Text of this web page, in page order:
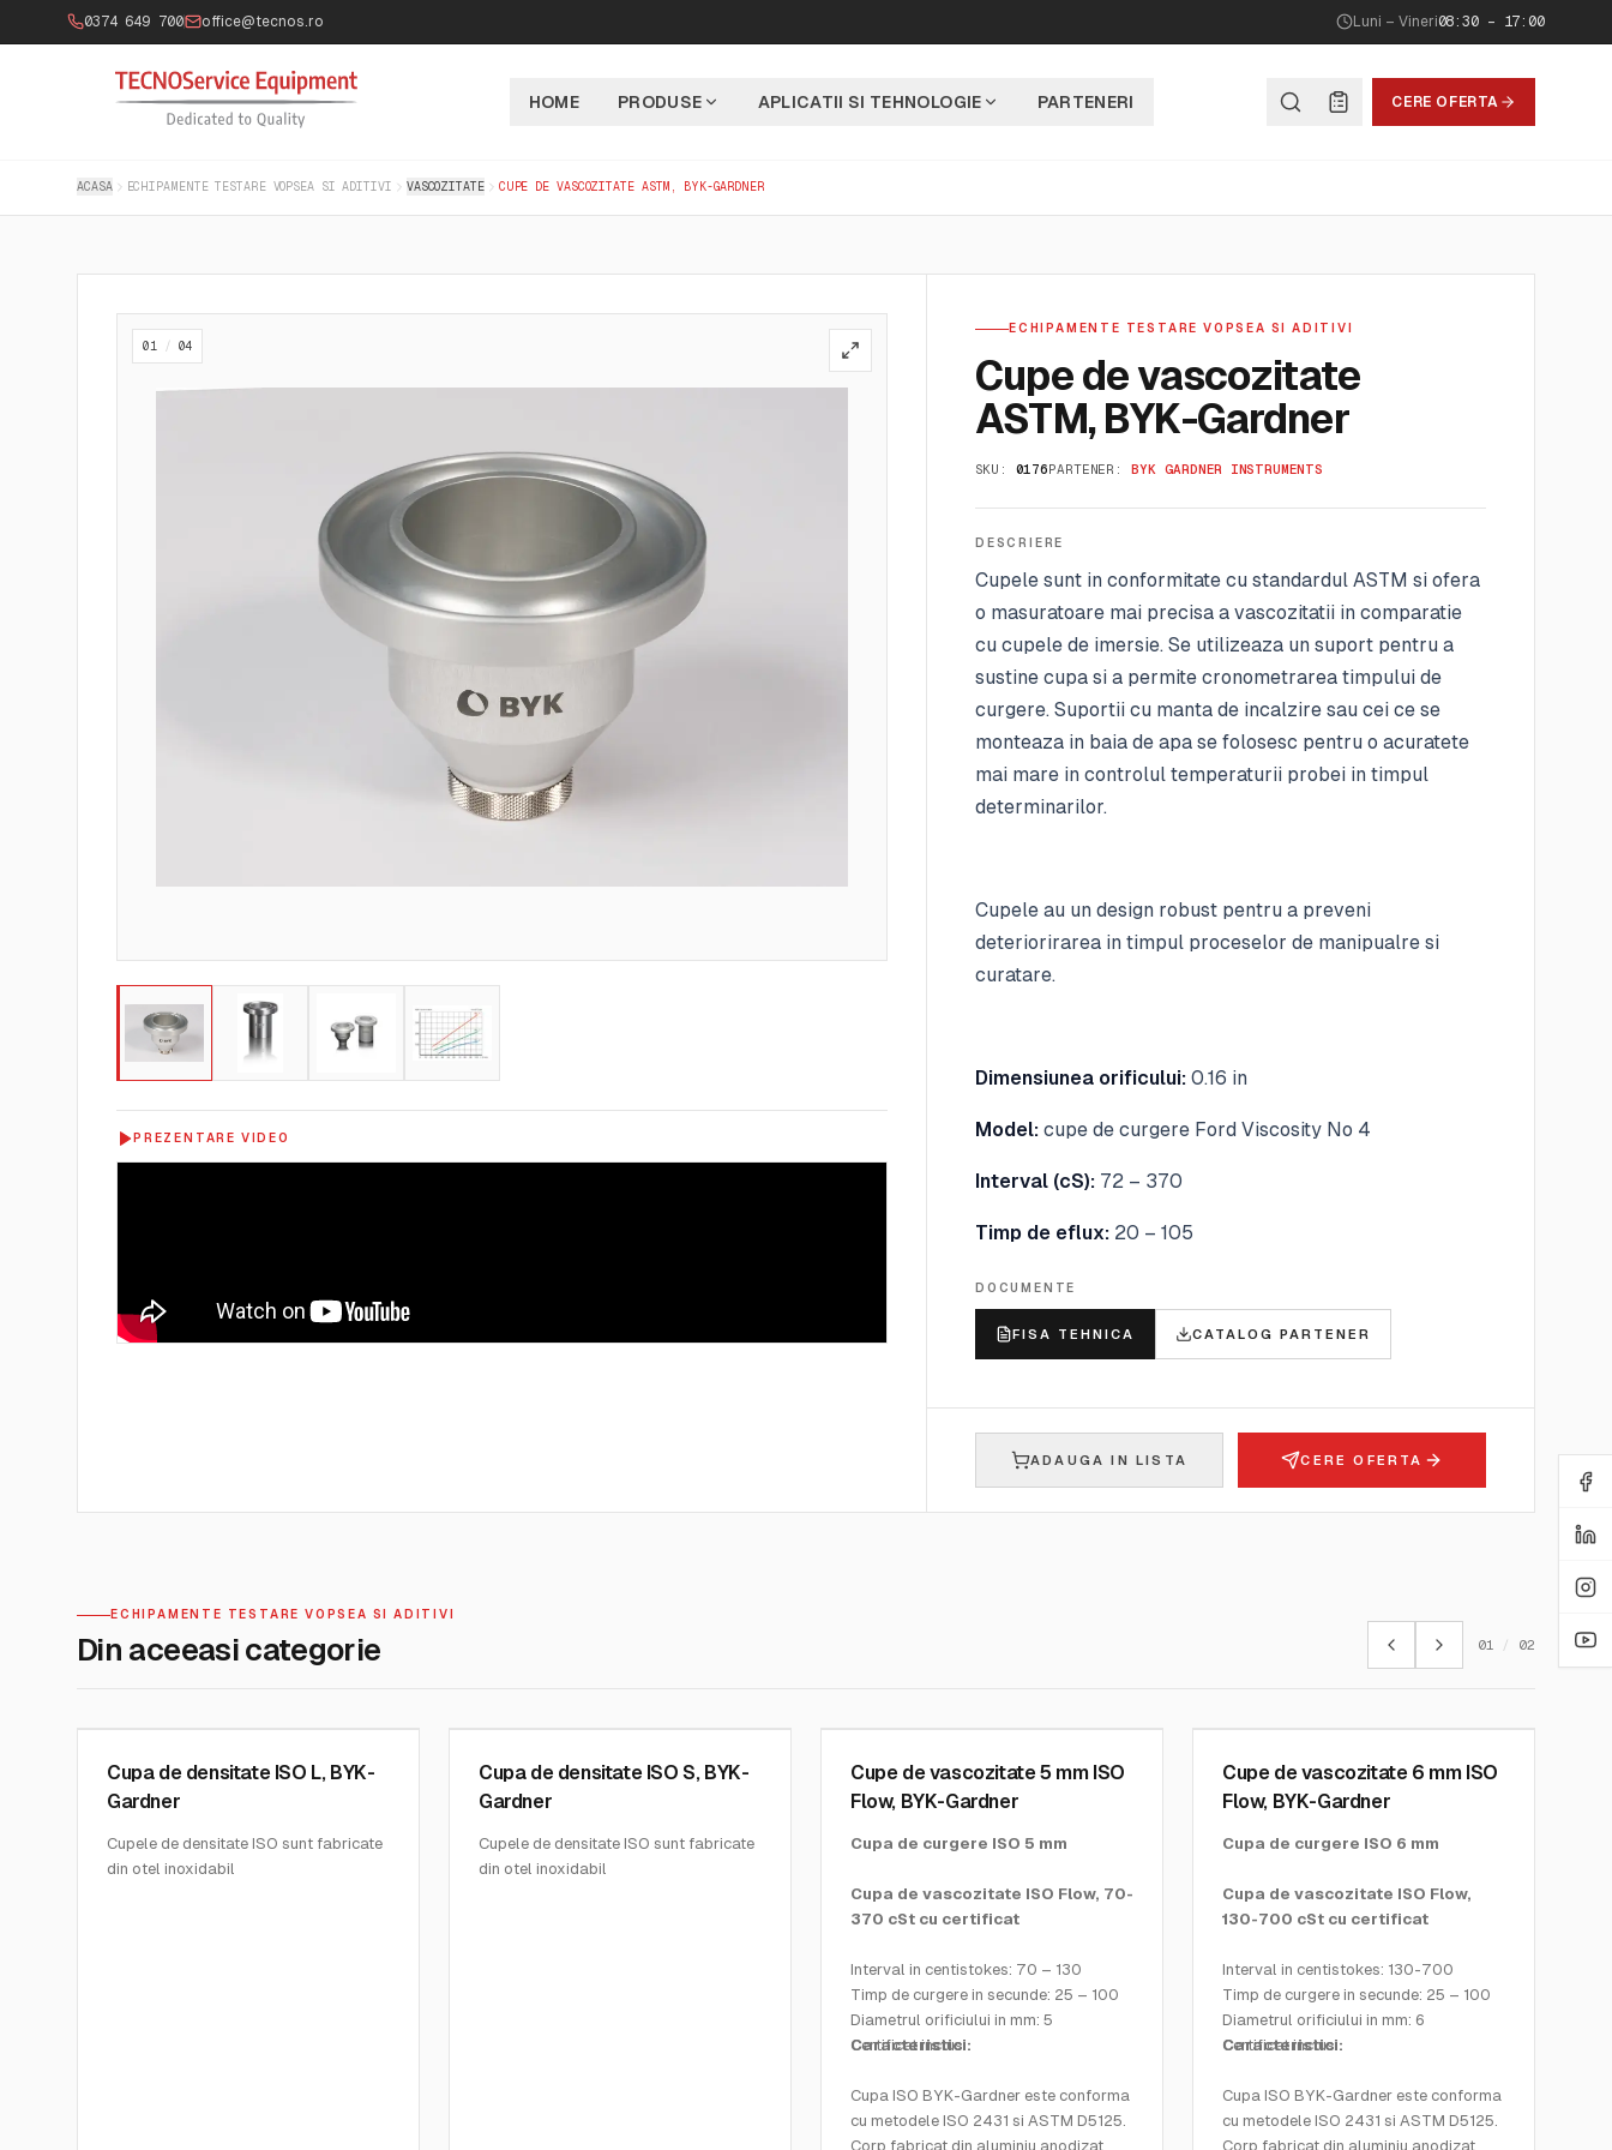
0374 649 700 office@tecnos.ro Luni – Vineri08:30 – 17:00
HOME PRODUSE APLICATII SI TEHNOLOGIE PARTENERI CERE OFERTA
ACASA ECHIPAMENTE TESTARE VOPSEA SI ADITIVI VASCOZITATE CUPE DE VASCOZITATE ASTM, BYK-GARDNER
01 / 04
PREZENTARE VIDEO
ECHIPAMENTE TESTARE VOPSEA SI ADITIVI
Cupe de vascozitate
ASTM, BYK-Gardner
SKU: 0176PARTENER: BYK GARDNER INSTRUMENTS
DESCRIERE
Cupele sunt in conformitate cu standardul ASTM si ofera
o masuratoare mai precisa a vascozitatii in comparatie
cu cupele de imersie. Se utilizeaza un suport pentru a
sustine cupa si a permite cronometrarea timpului de
curgere. Suportii cu manta de incalzire sau cei ce se
monteaza in baia de apa se folosesc pentru o acuratete
mai mare in controlul temperaturii probei in timpul
determinarilor.
Cupele au un design robust pentru a preveni
deteriorirarea in timpul proceselor de manipualre si
curatare.
Dimensiunea orificului: 0.16 in
Model:cupe de curgere Ford Viscosity No 4
Interval (cS): 72 – 370
Timp de eflux: 20 – 105
DOCUMENTE
FISA TEHNICA CATALOG PARTENER
ADAUGA IN LISTA CERE OFERTA
ECHIPAMENTE TESTARE VOPSEA SI ADITIVI
Din aceeasi categorie 01 / 02
Cupa de densitate ISO L, BYK-
Gardner
Cupele de densitate ISO sunt fabricate
din otel inoxidabil
Cupa de densitate ISO S, BYK-
Gardner
Cupele de densitate ISO sunt fabricate
din otel inoxidabil
Cupe de vascozitate 5 mm ISO
Flow, BYK-Gardner
Cupa de curgere ISO 5 mm
Cupa de vascozitate ISO Flow, 70-
370 cSt cu certificat
Interval in centistokes: 70 – 130
Timp de curgere in secunde: 25 – 100
Diametrul orificiului in mm: 5
Certificat inclus
Caracteristici:
Cupa ISO BYK-Gardner este conforma
cu metodele ISO 2431 si ASTM D5125.
Corp fabricat din aluminiu anodizat
Cupe de vascozitate 6 mm ISO
Flow, BYK-Gardner
Cupa de curgere ISO 6 mm
Cupa de vascozitate ISO Flow,
130-700 cSt cu certificat
Interval in centistokes: 130-700
Timp de curgere in secunde: 25 – 100
Diametrul orificiului in mm: 6
Certificat inclus
Caracteristici:
Cupa ISO BYK-Gardner este conforma
cu metodele ISO 2431 si ASTM D5125.
Corp fabricat din aluminiu anodizat